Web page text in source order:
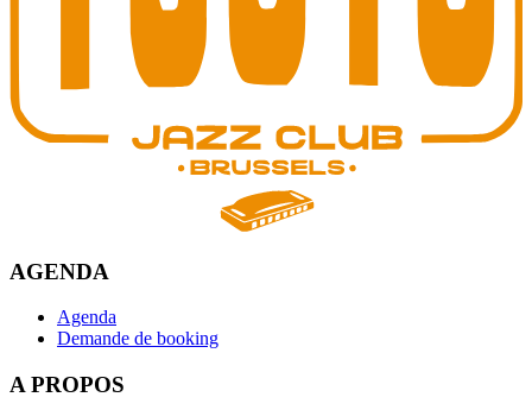
AGENDA
Agenda
Demande de booking
A PROPOS